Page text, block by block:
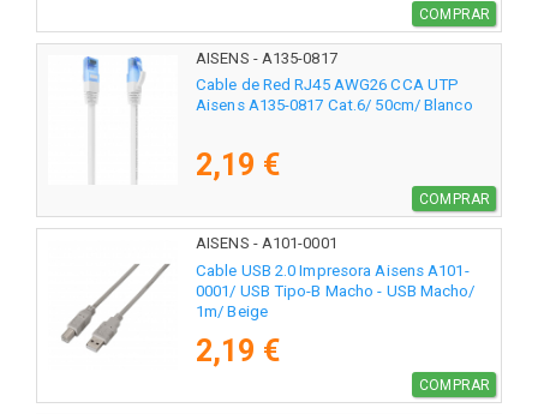
COMPRAR
AISENS - A135-0817
Cable de Red RJ45 AWG26 CCA UTP
Aisens A135-0817 Cat.6/ 50cm/ Blanco
2,19 €
COMPRAR
AISENS - A101-0001
Cable USB 2.0 Impresora Aisens A101-
0001/ USB Tipo-B Macho - USB Macho/
1m/ Beige
2,19 €
COMPRAR